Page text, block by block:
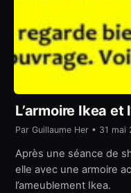
L’armoire Ikea
Par Guillaume Her • 31 mai
Après une séance de
elle avec une armoire
l’ameublement Ikea.